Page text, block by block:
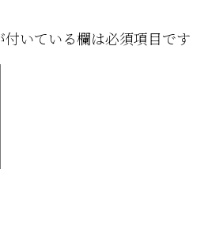
付いている欄は必須項目です